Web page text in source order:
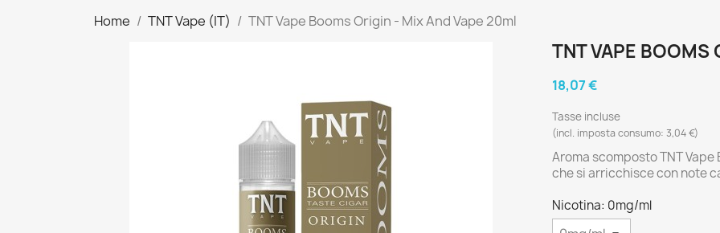
Home TNT Vape (IT) TNT Vape Booms Origin - Mix And Vape 20ml
TNT VAPE BOOMS
18,07 €
Tasse incluse
(incl. imposta consumo: 3,04 €)
Aroma scomposto TNT
che si arricchisce con note
Nicotina: 0mg/ml